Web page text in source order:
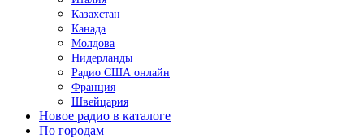
Казахстан
Канада
Молдова
Нидерланды
Радио США онлайн
Франция
Швейцария
Новое радио в каталоге
По городам